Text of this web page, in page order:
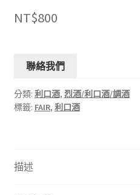
NT$800
聯絡我們
分類: 利口酒, 烈酒/利口酒/調酒
標籤: FAIR, 利口酒
描述